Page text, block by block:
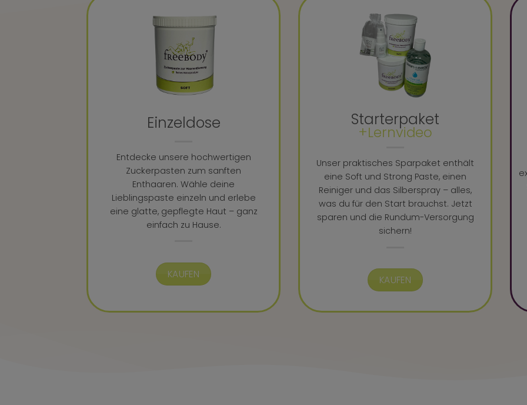
Einzeldose
Entdecke unsere hochwertigen
Zuckerpasten zum sanften
Enthaaren. Wähle deine
Lieblingspaste einzeln und erlebe
eine glatte, gepflegte Haut – ganz
einfach zu Hause.
KAUFEN
Starterpaket
+Lernvideo
Unser praktisches Sparpaket enthält
eine Soft und Strong Paste, einen
Reiniger und das Silberspray – alles,
was du für den Start brauchst. Jetzt
sparen und die Rundum-Versorgung
sichern!
KAUFEN